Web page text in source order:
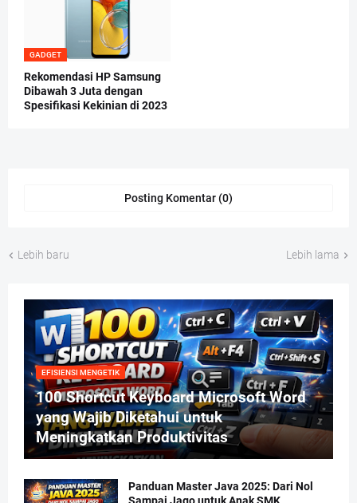
GADGET
Rekomendasi HP Samsung
Dibawah 3 Juta dengan
Spesifikasi Kekinian di 2023
Posting Komentar (0)
Lebih baru Lebih lama
EFISIENSI MENGETIK
100 Shortcut Keyboard Microsoft Word
yang Wajib Diketahui untuk
Meningkatkan Produktivitas
Panduan Master Java 2025: Dari Nol